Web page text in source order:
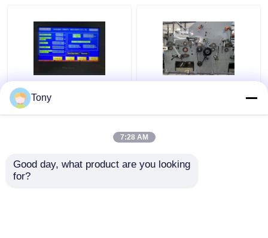
दो बांसुरी संयोजन स्वचालित
बांसुरी लैमिनेटर मशीन 5000
1650 * 1450 मिमी 5 प्लाई
Tony
7:28 AM
Good day, what product are you looking
for?